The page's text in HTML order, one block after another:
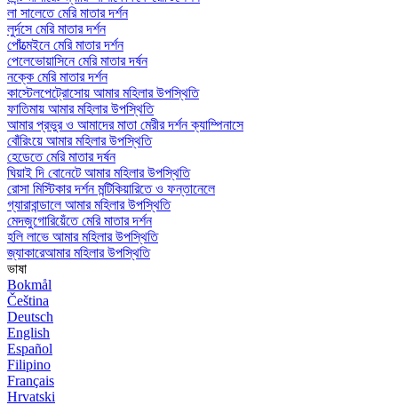
লা সালেতে মেরি মাতার দর্শন
লুর্দসে মেরি মাতার দর্শন
পোঁত্মেইনে মেরি মাতার দর্শন
পেলেভোয়াসিনে মেরি মাতার দর্ষন
নক্কে মেরি মাতার দর্শন
কাস্টেলপেট্রোসোয় আমার মহিলার উপস্থিতি
ফাতিমায় আমার মহিলার উপস্থিতি
আমার প্রভুর ও আমাদের মাতা মেরীর দর্শন ক্যাম্পিনাসে
বোঁরিংয়ে আমার মহিলার উপস্থিতি
হেডেতে মেরি মাতার দর্ষন
ঘিয়াই দি বোনেটে আমার মহিলার উপস্থিতি
রোসা মিস্টিকার দর্শন মন্টিকিয়ারিতে ও ফন্তানেলে
গ্যারাবান্ডালে আমার মহিলার উপস্থিতি
মেদজুগোরিয়েঁতে মেরি মাতার দর্শন
হলি লাভে আমার মহিলার উপস্থিতি
জ্যাকারেআমার মহিলার উপস্থিতি
ভাষা
Bokmål
Čeština
Deutsch
English
Español
Filipino
Français
Hrvatski